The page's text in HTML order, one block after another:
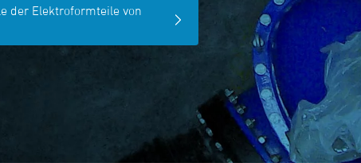
der Elektroformteile von